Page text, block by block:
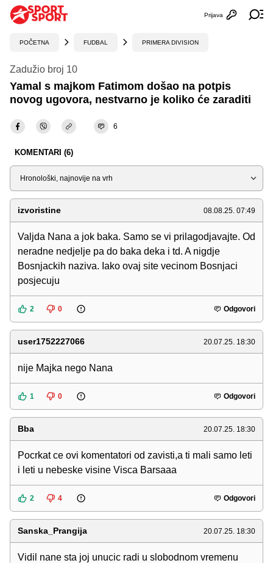
Otvori
Prijava
POČETNA FUDBAL PRIMERA DIVISION
Zadužio broj 10
Yamal s majkom Fatimom došao na potpis
novog ugovora, nestvarno je koliko će zaraditi
6
KOMENTARI (6)
Sortiraj
izvoristine 08.08.25. 07:49
Valjda Nana a jok baka. Samo se vi prilagodjavajte. Od
neradne nedjelje pa do baka deka i td. A nigdje
Bosnjackih naziva. Iako ovaj site vecinom Bosnjaci
posjecuju
2 0 Odgovori
user1752227066 20.07.25. 18:30
nije Majka nego Nana
1 0 Odgovori
Bba 20.07.25. 18:30
Pocrkat ce ovi komentatori od zavisti,a ti mali samo leti
i leti u nebeske visine Visca Barsaaa
2 4 Odgovori
Sanska_Prangija 20.07.25. 18:30
Vidil nane sta joj unucic radi u slobodnom vremenu